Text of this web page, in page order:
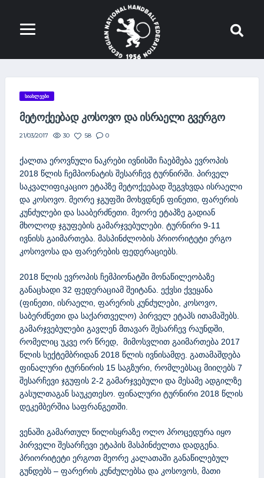
ᲡᲘᲐᲮᲚᲔᲔᲑᲘ
ᲛᲔᲢᲝᲥᲔᲔᲑᲐᲓ ᲙᲝᲡᲝᲕᲝ ᲓᲐ ᲘᲡᲠᲐᲔᲚᲘ ᲒᲕᲔᲠᲒᲝ
21/03/2017 30 58 0
ქალთა ეროვნული ნაკრები ივნისში ჩაებმება ევროპის
2018 წლის ჩემპიონატის შესარჩევ ტურნირში. პირველ
საკვალიფიკაციო ეტაპზე მეტოქეებად შეგვხვდა ისრაელი
და კოსოვო. მეორე ჯგუფში მოხვდნენ ფინეთი, ფარერის
კუნძულები და სააბერძნეთი. მეორე ეტაპზე გადიან
მხოლოდ ჯგუფების გამარჯვებულები. ტურნირი 9-11
ივნისს გაიმართება. მასპინძლობის პრიორიტეტი ერგო
კოსოვოსა და ფარერების ფედერაციებს.
2018 წლის ევროპის ჩემპიონატში მონაწილეობაზე
განაცხადი 32 ფედერაციამ შეიტანა. ექვსი ქვეყანა
(ფინეთი, ისრაელი, ფარერის კუნძულები, კოსოვო,
საბერძნეთი და საქართველო) პირველ ეტაპს ითამაშებს.
გამარჯვებულები გავლენ მთავარ შესარჩევ რაუნდში,
რომელიც უკვე ორ წრედ, მიმოსვლით გაიმართება 2017
წლის სექტემბრიდან 2018 წლის ივნისამდე. გათამაშდება
ფინალური ტურნირის 15 საგზური, რომლებსაც მიიღებს 7
შესარჩევი ჯგუფის 2-2 გამარჯვებული და მესამე ადგილზე
გასულთაგან საუკეთესო. ფინალური ტურნირი 2018 წლის
დეკემბერშია საფრანგეთში.
ვენაში გამართულ წილისყრაზე ოლო პროცედურა იყო
პირველი შესარჩევი ეტაპის მასპინძელთა დადგენა.
პრიორიტეტი ერგოთ მეორე კალათაში განაწილებულ
გუნდებს – ფარერის კუნძულებსა და კოსოვოს, მათი